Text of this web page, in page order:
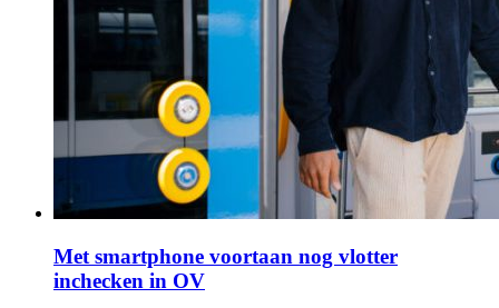
Met smartphone voortaan nog vlotter
inchecken in OV